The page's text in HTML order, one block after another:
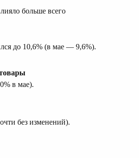
больше всего
до 10,6% (в мае — 9,6%).
в мае).
без изменений).